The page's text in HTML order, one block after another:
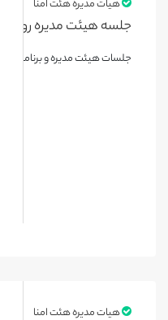
هیات مدیره هئت امنا
جلسه هیئت مدیره روز دوشنبه
جلسات هیئت مدیره و برنامه روز پزشک
هیات مدیره هئت امنا